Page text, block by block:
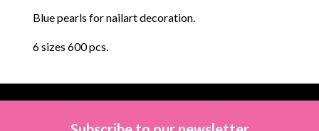
Blue pearls for nailart decoration.
6 sizes 600 pcs.